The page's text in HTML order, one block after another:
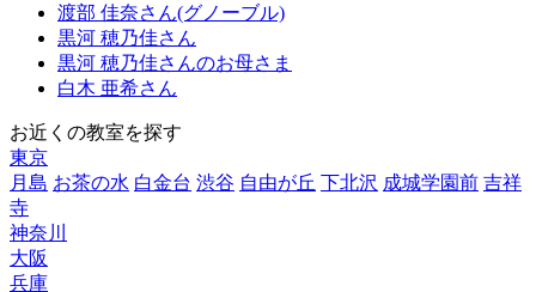
渡部 佳奈さん(グノーブル)
黒河 穂乃佳さん
黒河 穂乃佳さんのお母さま
白木 亜希さん
お近くの教室を探す
東京
月島 お茶の水 白金台 渋谷 自由が丘 下北沢 成城学園前 吉祥
寺
神奈川
大阪
兵庫